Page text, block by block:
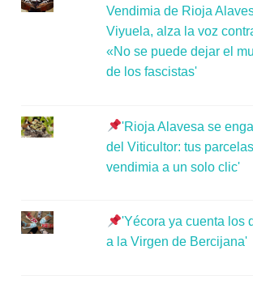
Vendimia de Rioja
Viyuela, alza la voz
«No se puede dejar el
de los fascistas'
'Rioja Alavesa se
del Viticultor: tus
vendimia a un solo clic'
'Yécora ya cuenta los
a la Virgen de Bercijana'